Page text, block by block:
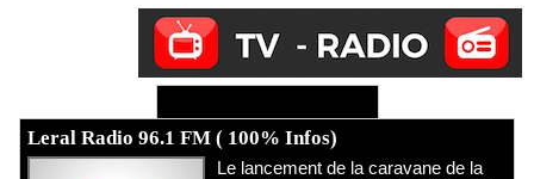
Leral Radio 96.1 FM ( 100% Infos)
Le lancement de la caravane de la